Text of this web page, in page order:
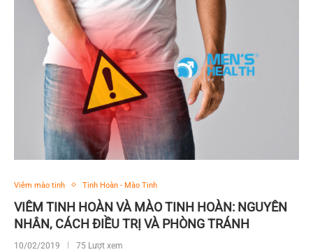
Viêm mào tinh Tinh Hoàn - Mào Tinh
VIÊM TINH HOÀN VÀ MÀO TINH HOÀN: NGUYÊN
NHÂN, CÁCH ĐIỀU TRỊ VÀ PHÒNG TRÁNH
10/02/2019 75 Lượt xem